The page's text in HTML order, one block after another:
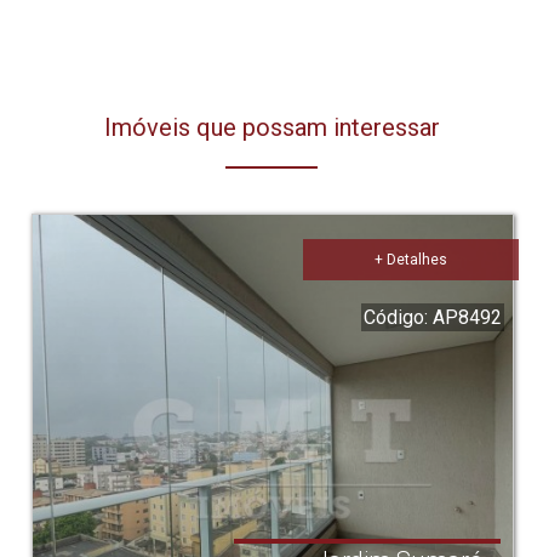
Imóveis que possam interessar
+ Detalhes
Código: AP8492